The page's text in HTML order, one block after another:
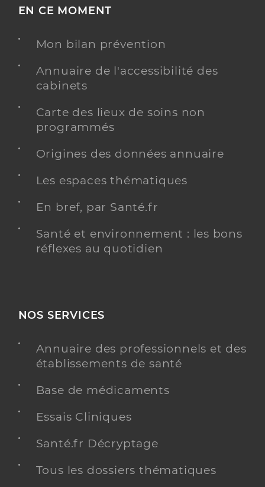
EN CE MOMENT
Mon bilan prévention
Annuaire de l'accessibilité des
cabinets
Carte des lieux de soins non
programmés
Origines des données annuaire
Les espaces thématiques
En bref, par Santé.fr
Santé et environnement : les bons
réflexes au quotidien
NOS SERVICES
Annuaire des professionnels et des
établissements de santé
Base de médicaments
Essais Cliniques
Santé.fr Décryptage
Tous les dossiers thématiques